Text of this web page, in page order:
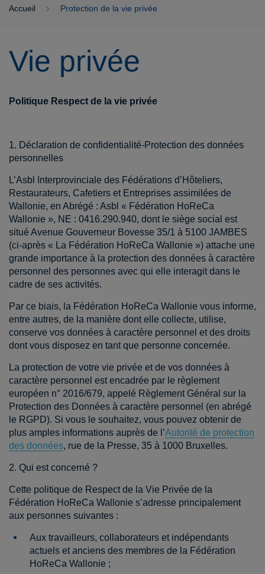
Accueil Protection de la vie privée
Vie privée
Politique Respect de la vie privée
1. Déclaration de confidentialité-Protection des données
personnelles
L’Asbl Interprovinciale des Fédérations d’Hôteliers,
Restaurateurs, Cafetiers et Entreprises assimilées de
Wallonie, en Abrégé : Asbl « Fédération HoReCa
Wallonie », NE : 0416.290.940, dont le siège social est
situé Avenue Gouverneur Bovesse 35/1 à 5100 JAMBES
(ci-après « La Fédération HoReCa Wallonie ») attache une
grande importance à la protection des données à caractère
personnel des personnes avec qui elle interagit dans le
cadre de ses activités.
Par ce biais, la Fédération HoReCa Wallonie vous informe,
entre autres, de la manière dont elle collecte, utilise,
conserve vos données à caractère personnel et des droits
dont vous disposez en tant que personne concernée.
La protection de votre vie privée et de vos données à
caractère personnel est encadrée par le règlement
européen n° 2016/679, appelé Règlement Général sur la
Protection des Données à caractère personnel (en abrégé
le RGPD). Si vous le souhaitez, vous pouvez obtenir de
plus amples informations auprès de l’Autorité de protection
des données, rue de la Presse, 35 à 1000 Bruxelles.
2. Qui est concerné ?
Cette politique de Respect de la Vie Privée de la
Fédération HoReCa Wallonie s’adresse principalement
aux personnes suivantes :
Aux travailleurs, collaborateurs et indépendants
actuels et anciens des membres de la Fédération
HoReCa Wallonie ;